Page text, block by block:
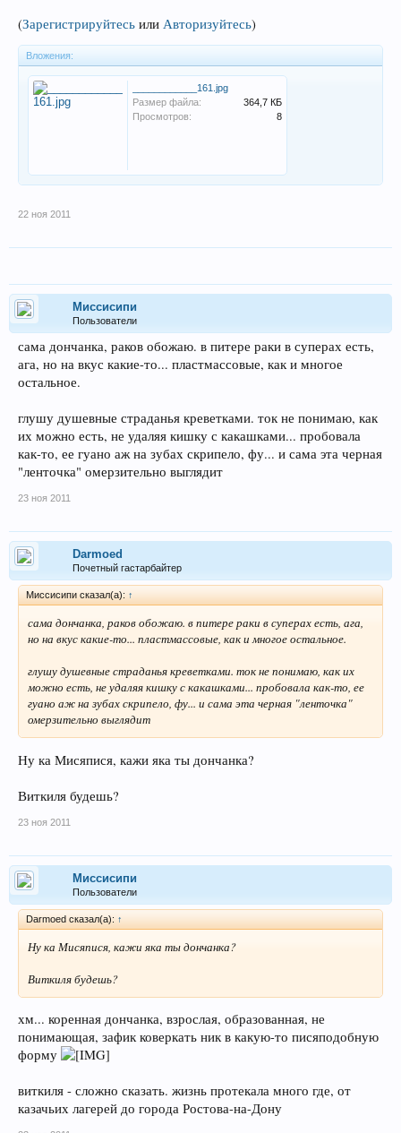
(Зарегистрируйтесь или Авторизуйтесь)
Вложения:
____________161.jpg
Размер файла:
364,7 КБ
Просмотров:
8
22 ноя 2011
Миссисипи
Пользователи
сама дончанка, раков обожаю. в питере раки в суперах есть,
ага, но на вкус какие-то... пластмассовые, как и многое
остальное.
глушу душевные страданья креветками. ток не понимаю, как
их можно есть, не удаляя кишку с какашками... пробовала
как-то, ее гуано аж на зубах скрипело, фу... и сама эта черная
"ленточка" омерзительно выглядит
23 ноя 2011
Darmoed
Почетный гастарбайтер
Миссисипи сказал(а): ↑
сама дончанка, раков обожаю. в питере раки в суперах есть, ага,
но на вкус какие-то... пластмассовые, как и многое остальное.
глушу душевные страданья креветками. ток не понимаю, как их
можно есть, не удаляя кишку с какашками... пробовала как-то, ее
гуано аж на зубах скрипело, фу... и сама эта черная "ленточка"
омерзительно выглядит
Ну ка Мисяпися, кажи яка ты дончанка?
Виткиля будешь?
23 ноя 2011
Миссисипи
Пользователи
Darmoed сказал(а): ↑
Ну ка Мисяпися, кажи яка ты дончанка?
Виткиля будешь?
хм... коренная дончанка, взрослая, образованная, не
понимающая, зафик коверкать ник в какую-то писяподобную
форму
виткиля - сложно сказать. жизнь протекала много где, от
казачьих лагерей до города Ростова-на-Дону